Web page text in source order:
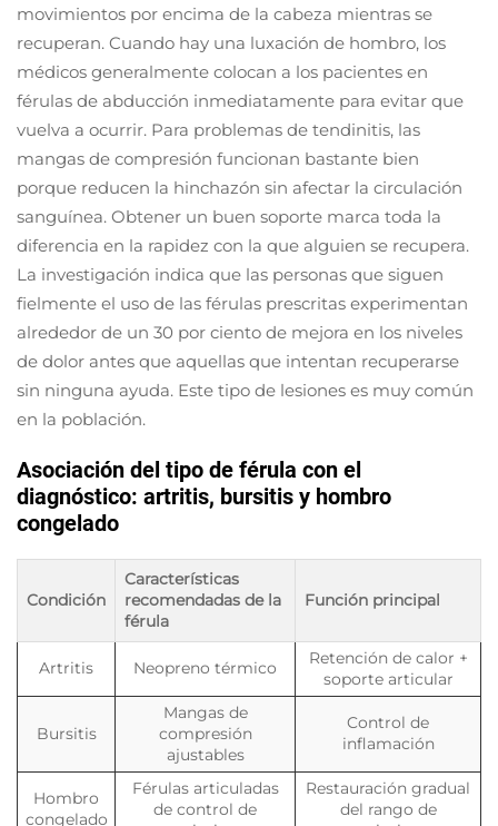
movimientos por encima de la cabeza mientras se
recuperan. Cuando hay una luxación de hombro, los
médicos generalmente colocan a los pacientes en
férulas de abducción inmediatamente para evitar que
vuelva a ocurrir. Para problemas de tendinitis, las
mangas de compresión funcionan bastante bien
porque reducen la hinchazón sin afectar la circulación
sanguínea. Obtener un buen soporte marca toda la
diferencia en la rapidez con la que alguien se recupera.
La investigación indica que las personas que siguen
fielmente el uso de las férulas prescritas experimentan
alrededor de un 30 por ciento de mejora en los niveles
de dolor antes que aquellas que intentan recuperarse
sin ninguna ayuda. Este tipo de lesiones es muy común
en la población.
Asociación del tipo de férula con el
diagnóstico: artritis, bursitis y hombro
congelado
Condición
Características
recomendadas de la
férula
Función principal
Artritis Neopreno térmico
Retención de calor +
soporte articular
Bursitis
Mangas de
compresión
ajustables
Control de
inflamación
Hombro
congelado
Férulas articuladas
de control de
Restauración gradual
del rango de